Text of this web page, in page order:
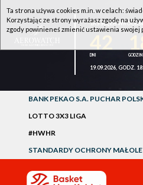
1KS ŚLĘZA
19.09.2026, GODZ.
BANK PEKAO S.A. PUCHAR
LOTTO 3X3 LIGA
#HWHR
STANDARDY OCHRONY
Ta strona używa cookies m.in. w celach:
Korzystając ze strony wyrażasz zgodę na
zgody powinieneś zmienić ustawienia swojej